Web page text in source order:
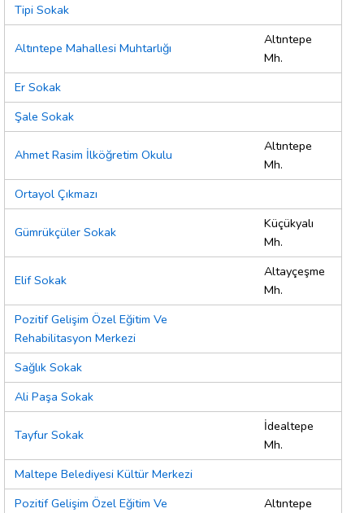
Tipi Sokak
Altıntepe Mahallesi Muhtarlığı
Altıntepe
Mh.
Er Sokak
Şale Sokak
Ahmet Rasim İlköğretim Okulu
Altıntepe
Mh.
Ortayol Çıkmazı
Gümrükçüler Sokak
Küçükyalı
Mh.
Elif Sokak
Altayçeşme
Mh.
Pozitif Gelişim Özel Eğitim Ve
Rehabilitasyon Merkezi
Sağlık Sokak
Ali Paşa Sokak
Tayfur Sokak
İdealtepe
Mh.
Maltepe Belediyesi Kültür Merkezi
Pozitif Gelişim Özel Eğitim Ve
Altıntepe